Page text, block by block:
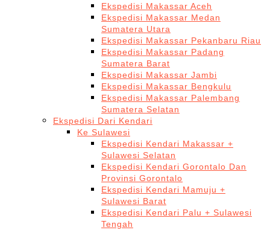
Ekspedisi Makassar Aceh
Ekspedisi Makassar Medan
Sumatera Utara
Ekspedisi Makassar Pekanbaru Riau
Ekspedisi Makassar Padang
Sumatera Barat
Ekspedisi Makassar Jambi
Ekspedisi Makassar Bengkulu
Ekspedisi Makassar Palembang
Sumatera Selatan
Ekspedisi Dari Kendari
Ke Sulawesi
Ekspedisi Kendari Makassar +
Sulawesi Selatan
Ekspedisi Kendari Gorontalo Dan
Provinsi Gorontalo
Ekspedisi Kendari Mamuju +
Sulawesi Barat
Ekspedisi Kendari Palu + Sulawesi
Tengah